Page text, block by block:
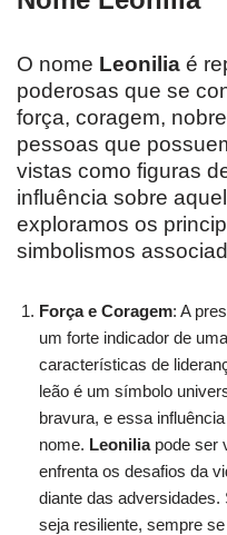
O nome Leonilia é
poderosas que se
força, coragem,
pessoas que
vistas como figuras
influência sobre
exploramos os
simbolismos
Força e Coragem: A
um forte indicador de
características de
leão é um símbolo
bravura, e essa
nome. Leoniliapode ser
enfrenta os desafios da
diante das adversidades.
seja resiliente, sempre